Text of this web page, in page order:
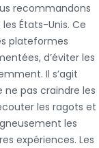
recommandons
États-Unis. Ce
plateformes
d’éviter les
Il s’agit
pas craindre les
les ragots et
les
expériences. Les